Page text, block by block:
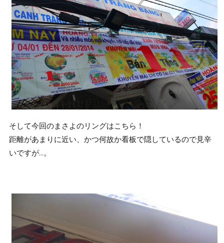
そして今回のまさよのリングはこちら！
距離があまりに近い、かつ何故か看板で隠しているので見辛
いですが…。